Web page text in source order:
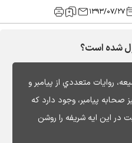
۱۳۹۳/۰۷/۲۷
شده است؟
روايات متعددي از پیامبر و
پیامبر، وجود دارد که
این ایه شریفه را روشن